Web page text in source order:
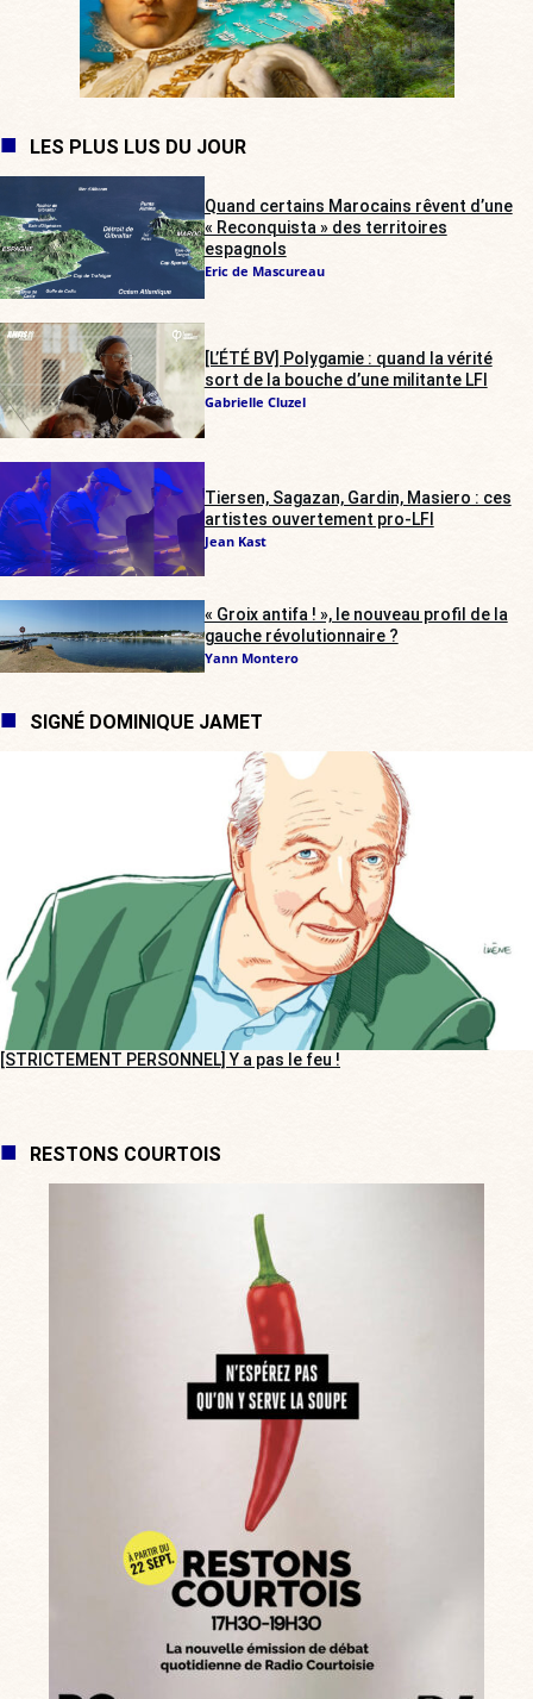
LES PLUS LUS DU JOUR
Quand certains Marocains rêvent d’une
« Reconquista » des territoires
espagnols
Eric de Mascureau
[L’ÉTÉ BV] Polygamie : quand la vérité
sort de la bouche d’une militante LFI
Gabrielle Cluzel
Tiersen, Sagazan, Gardin, Masiero : ces
artistes ouvertement pro-LFI
Jean Kast
« Groix antifa ! », le nouveau profil de la
gauche révolutionnaire ?
Yann Montero
SIGNÉ DOMINIQUE JAMET
[STRICTEMENT PERSONNEL] Y a pas le feu !
RESTONS COURTOIS